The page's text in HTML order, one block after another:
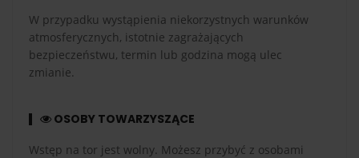
W przypadku wystąpienia niekorzystnych warunków
atmosferycznych, istotnie zagrażających
bezpieczeństwu, termin lub godzina mogą ulec
zmianie.
OSOBY TOWARZYSZĄCE
Wstęp na tor jest wolny. Możesz przybyć z osobami